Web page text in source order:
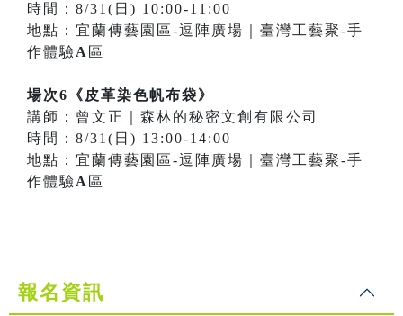
時間：8/31(日) 10:00-11:00
地點：宜蘭傳藝園區-逗陣廣場｜臺灣工藝聚-手
作體驗A 區
場次6《皮革染色帆布袋》
講師：曾文正｜森林的秘密文創有限公司
時間：8/31(日) 13:00-14:00
地點：宜蘭傳藝園區-逗陣廣場｜臺灣工藝聚-手
作體驗A 區
報名資訊